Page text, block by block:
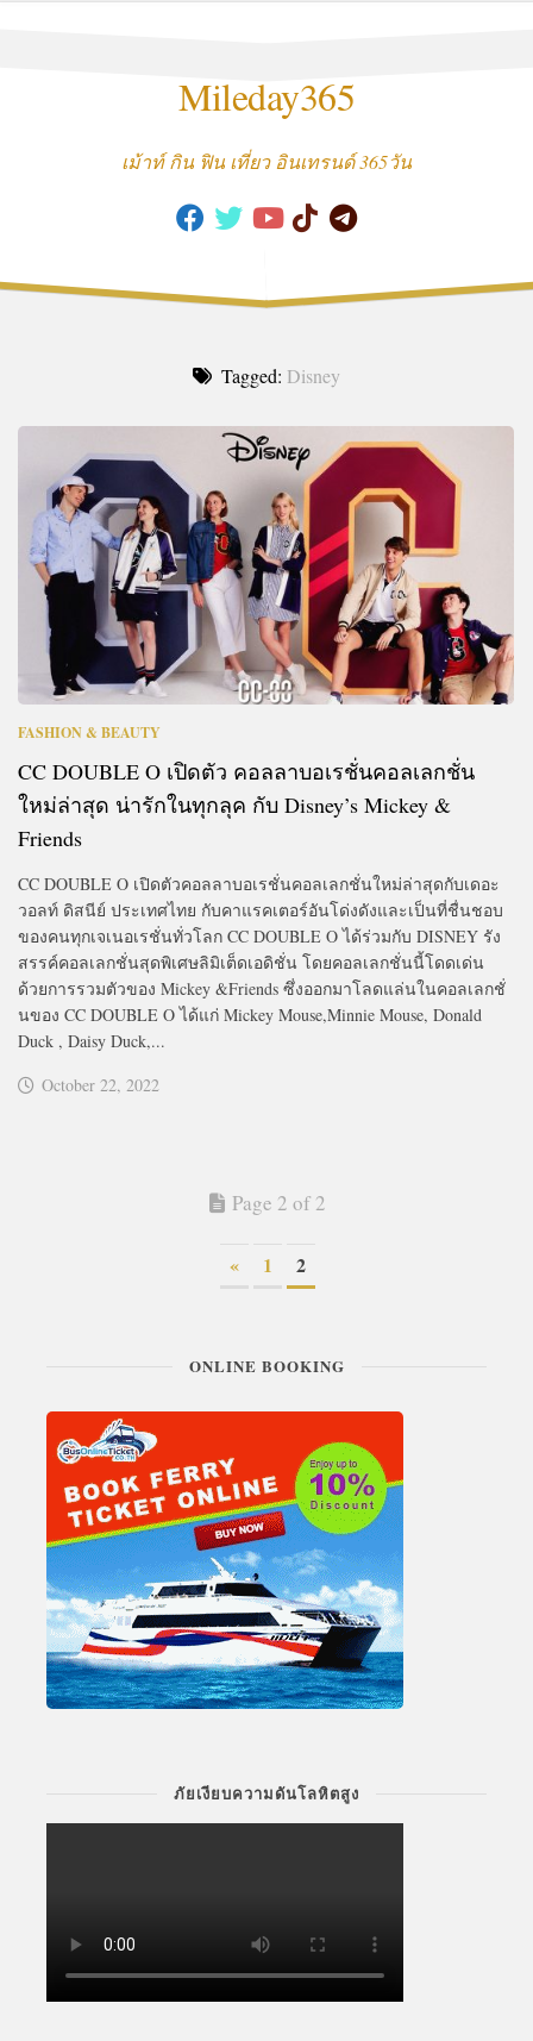
Mileday365
เม้าท์ กิน ฟิน เที่ยว อินเทรนด์ 365วัน
Tagged: Disney
FASHION & BEAUTY
CC DOUBLE O เปิดตัว คอลลาบอเรชั่นคอลเลกชั่น
ใหม่ล่าสุด น่ารักในทุกลุค กับ Disney’s Mickey &
Friends
CC DOUBLE O เปิดตัวคอลลาบอเรชั่นคอลเลกชั่นใหม่ล่าสุดกับเดอะ
วอลท์ ดิสนีย์ ประเทศไทย กับคาแรคเตอร์อันโด่งดังและเป็นที่ชื่นชอบ
ของคนทุกเจเนอเรชั่นทั่วโลก CC DOUBLE O ได้ร่วมกับ DISNEY รัง
สรรค์คอลเลกชั่นสุดพิเศษลิมิเต็ดเอดิชั่น โดยคอลเลกชั่นนี้โดดเด่น
ด้วยการรวมตัวของ Mickey &Friends ซึ่งออกมาโลดแล่นในคอลเลกชั่
นของ CC DOUBLE O ได้แก่ Mickey Mouse,Minnie Mouse, Donald
Duck , Daisy Duck,...
October 22, 2022
Page 2 of 2
« 1 2
ONLINE BOOKING
ภัยเงียบความดันโลหิตสูง